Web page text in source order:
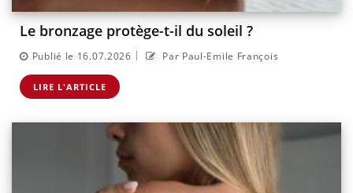
Le bronzage protège-t-il du soleil ?
Publié le 16.07.2026 | Par Paul-Emile François
LIRE L'ARTICLE